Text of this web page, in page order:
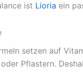
ist Lioria ein
setzen auf
Pflastern.